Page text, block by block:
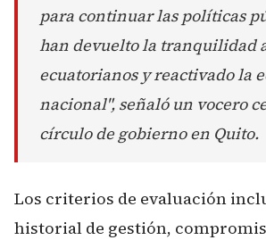
para continuar las políticas
han devuelto la tranquilidad
ecuatorianos y reactivado la
nacional", señaló un vocero
círculo de gobierno en Quito.
Los criterios de evaluación
historial de gestión,